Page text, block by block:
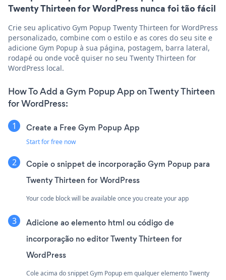
Twenty Thirteen for WordPress nunca foi tão fácil
Crie seu aplicativo Gym Popup Twenty Thirteen for WordPress
personalizado, combine com o estilo e as cores do seu site e
adicione Gym Popup à sua página, postagem, barra lateral,
rodapé ou onde você quiser no seu Twenty Thirteen for
WordPress local.
How To Add a Gym Popup App on Twenty Thirteen
for WordPress:
Create a Free Gym Popup App
Start for free now
Copie o snippet de incorporação Gym Popup para
Twenty Thirteen for WordPress
Your code block will be available once you create your app
Adicione ao elemento html ou código de
incorporação no editor Twenty Thirteen for
WordPress
Cole acima do snippet Gym Popup em qualquer elemento Twenty